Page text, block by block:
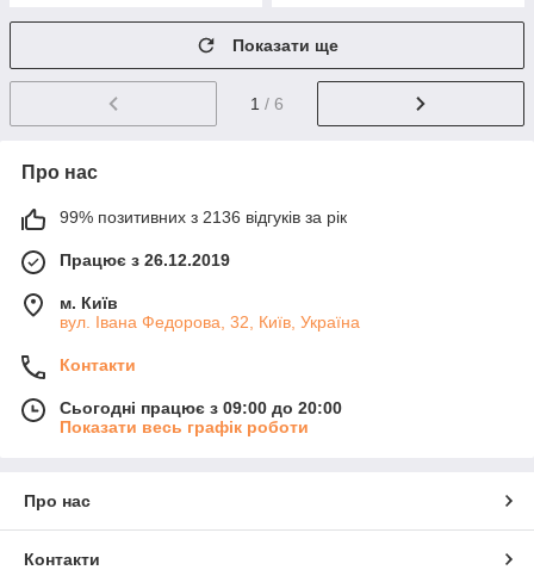
Показати ще
1 / 6
Про нас
99% позитивних з 2136 відгуків за рік
Працює з 26.12.2019
м. Київ
вул. Івана Федорова, 32, Київ, Україна
Контакти
Сьогодні працює з 09:00 до 20:00
Показати весь графік роботи
Про нас
Контакти